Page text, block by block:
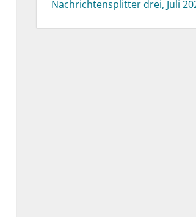
Nachrichtensplitter drei, Juli